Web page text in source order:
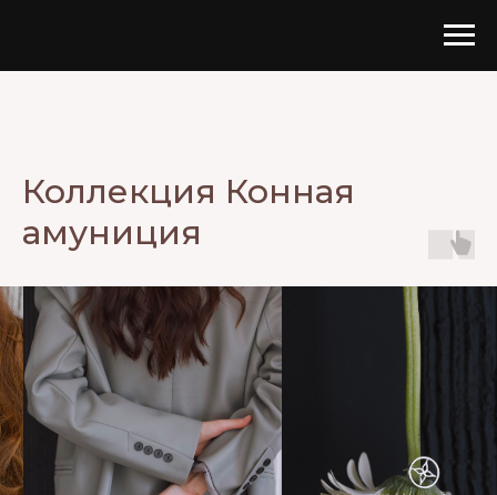
Коллекция Конная
амуниция